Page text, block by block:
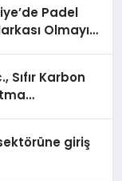
Padel
Olmayı
Sıfır Karbon
giriş